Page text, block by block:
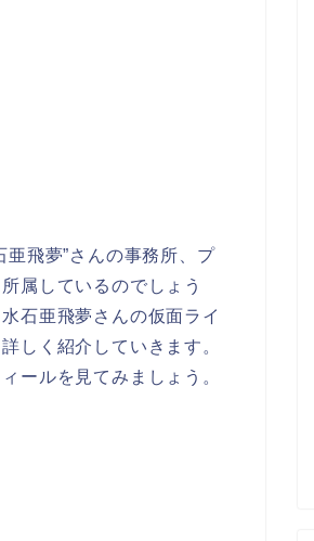
飛夢”さんの事務所、プ
属しているのでしょう
石亜飛夢さんの仮面ライ
しく紹介していきます。
ールを見てみましょう。